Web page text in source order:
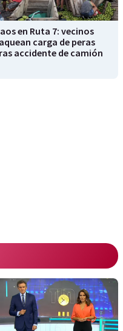
en Ruta 7: vecinos
carga de peras
accidente de camión